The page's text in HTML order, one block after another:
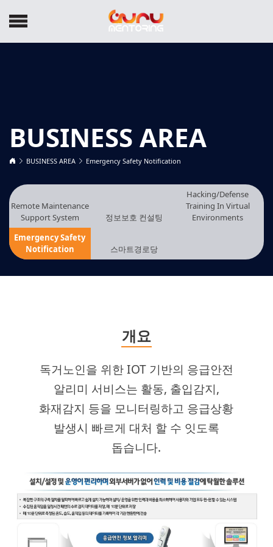
BUSINESS AREA
BUSINESS AREA Emergency Safety Notification
Remote Maintenance
Support System
정보보호 컨설팅
Hacking/Defense
Training In Virtual
Environments
Emergency Safety
Notification
스마트경로당
개요
독거노인을 위한 IOT 기반의 응급안전
알리미 서비스는 활동, 출입감지,
화재감지 등을 모니터링하고 응급상황
발생시 빠르게 대처 할 수 잇도록
돕습니다.